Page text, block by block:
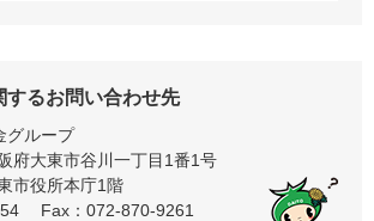
するお問い合わせ先
グループ
府大東市谷川一丁目1番1号
市役所本庁1階
Fax：072-870-9261